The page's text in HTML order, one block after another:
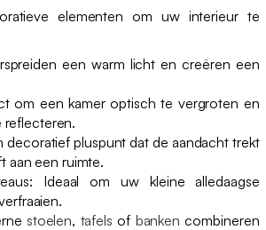
elementen om uw interieur te
een warm licht en creëren een
om een kamer optisch te vergroten en
reflecteren.
decoratief pluspunt dat de aandacht trekt
aan een ruimte.
Ideaal om uw kleine alledaagse
stoelen, tafels of banken combineren